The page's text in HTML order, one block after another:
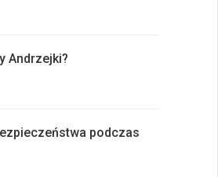
Andrzejki?
podczas